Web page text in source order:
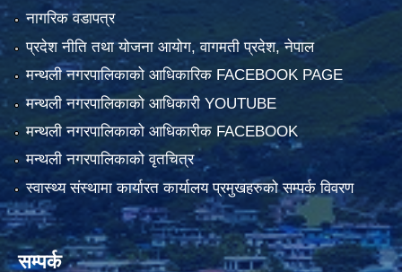
नागरिक वडापत्र
प्रदेश नीति तथा योजना आयोग, वागमती प्रदेश, नेपाल
मन्थली नगरपालिकाको आधिकारिक FACEBOOK PAGE
मन्थली नगरपालिकाको आधिकारी YOUTUBE
मन्थली नगरपालिकाको आधिकारीक FACEBOOK
मन्थली नगरपालिकाको वृतचित्र
स्वास्थ्य संस्थामा कार्यारत कार्यालय प्रमुखहरुको सम्पर्क विवरण
सम्पर्क